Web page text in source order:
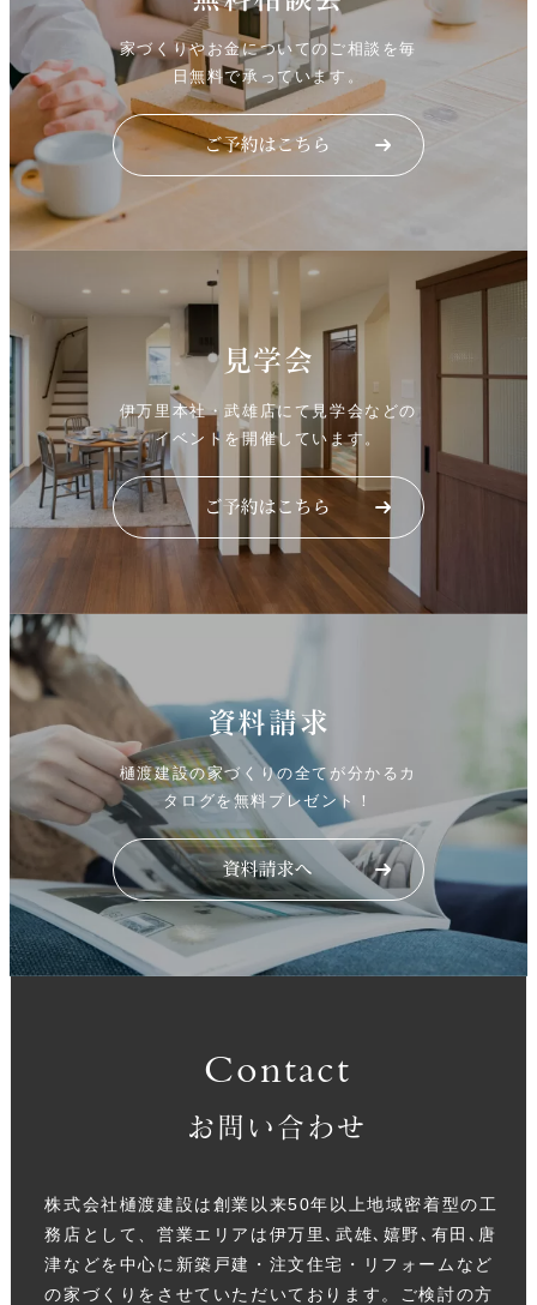
家づくりやお金についてのご相談を毎
日無料で承っています。
見学会
伊万里本社・武雄店にて見学会などの
イベントを開催しています。
資料請求
樋渡建設の家づくりの全てが分かるカ
タログを無料プレゼント！
Contact
お問い合わせ
株式会社樋渡建設は創業以来50年以上地域密着型の工
務店として、営業エリアは伊万里､武雄､嬉野､有田､唐
津などを中心に新築戸建・注文住宅・リフォームなど
の家づくりをさせていただいております。ご検討の方